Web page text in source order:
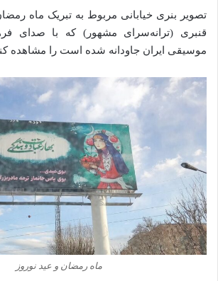
تصویر بنری خیابانی مربوط به تبریک ماه
قنبری (ترانه‌سرای مشهور) که با صدای
موسیقی ایران جاودانه شده‌ است را مشاهده
ماه رمضان و عید نوروز